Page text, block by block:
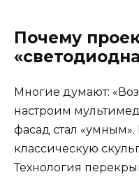
Почему
Многие думают:
настроим
фасад стал «умным».
классическую
Технология